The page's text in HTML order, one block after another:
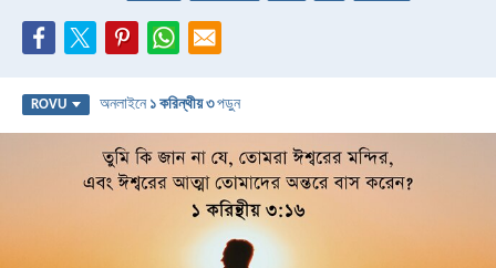
ROVU অনলাইনে ১ করিন্থীয় ৩পড়ুন